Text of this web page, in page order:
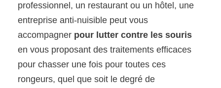
professionnel, un restaurant ou un hôtel, une
entreprise anti-nuisible peut vous
accompagner pour lutter contre les souris
en vous proposant des traitements efficaces
pour chasser une fois pour toutes ces
rongeurs, quel que soit le degré de